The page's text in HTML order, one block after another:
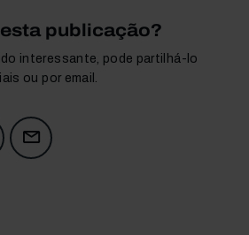
publicação?
interessante, pode partilhá-lo
ou por email.